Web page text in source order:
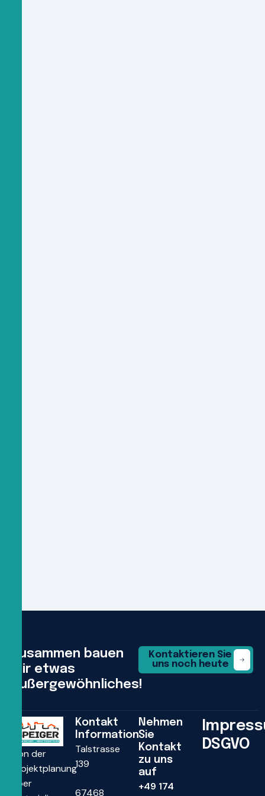
Zusammen bauen
wir etwas
außergewöhnliches!
Kontaktieren Sie
uns noch heute
Von der
Projektplanung
über
Kontakt
Information
Talstrasse
139
67468
Nehmen
Sie
Kontakt
zu uns
auf
+49 174
DSGVO